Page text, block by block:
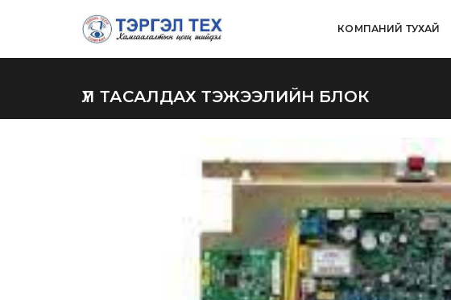
КОМПАНИЙ ТУХАЙ
ҮЛ ТАСАЛДАХ ТЭЖЭЭЛИЙН БЛОК